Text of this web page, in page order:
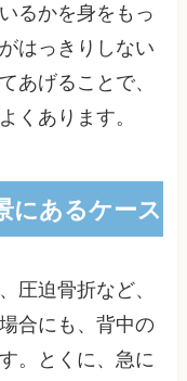
るかを身をもっ
はっきりしない
あげることで、
くあります。
にあるケース
圧迫骨折など、
合にも、背中の
。とくに、急に